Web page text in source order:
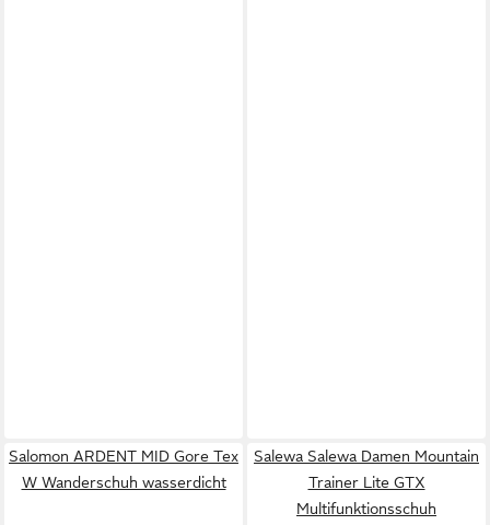
Salomon ARDENT MID Gore Tex
W Wanderschuh wasserdicht
Salewa Salewa Damen Mountain
Trainer Lite GTX
Multifunktionsschuh